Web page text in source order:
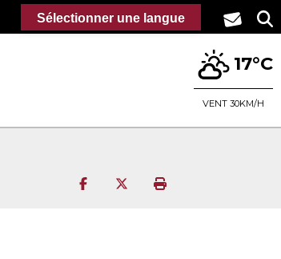
17°C
VENT 30KM/H
Partager sur Facebook
Partager sur Twitter
Imprimer la page
Sélectionner une langue